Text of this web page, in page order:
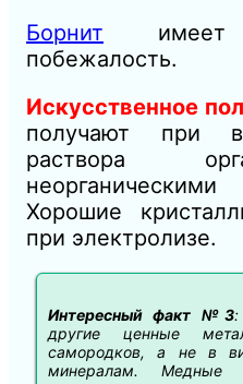
Борнит имеет
побежалость.
Искусственное
получают при
раствора
Хорошие
при электролизе.
Интересный факт №3:
другие ценные
самородков, а не в
минералам. Медные